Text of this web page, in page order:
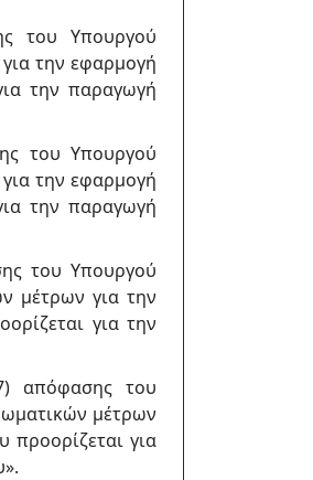
του Υπουργού
την εφαρμογή
την παραγωγή
του Υπουργού
την εφαρμογή
την παραγωγή
του Υπουργού
μέτρων για την
για την
απόφασης του
μέτρων
για